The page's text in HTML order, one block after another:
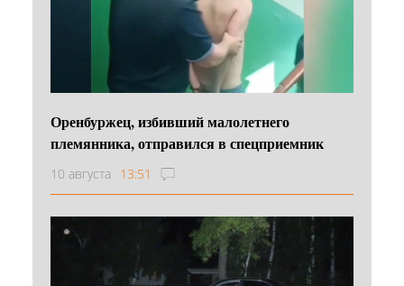
Оренбуржец, избивший малолетнего
племянника, отправился в спецприемник
10 августа 13:51